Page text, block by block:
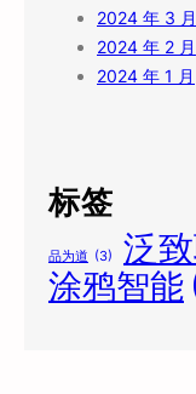
2024 年 3 月
2024 年 2 月
2024 年 1 月
标签
品为道 (3) 泛
涂鸦智能